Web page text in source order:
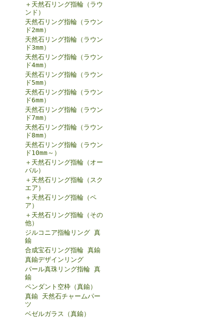
＋天然石リング指輪（ラウ
ンド）
天然石リング指輪（ラウン
ド2mm）
天然石リング指輪（ラウン
ド3mm）
天然石リング指輪（ラウン
ド4mm）
天然石リング指輪（ラウン
ド5mm）
天然石リング指輪（ラウン
ド6mm）
天然石リング指輪（ラウン
ド7mm）
天然石リング指輪（ラウン
ド8mm）
天然石リング指輪（ラウン
ド10mm～）
＋天然石リング指輪（オー
バル）
＋天然石リング指輪（スク
エア）
＋天然石リング指輪（ペ
ア）
＋天然石リング指輪（その
他）
ジルコニア指輪リング 真
鍮
合成宝石リング指輪 真鍮
真鍮デザインリング
パール真珠リング指輪 真
鍮
ペンダント空枠（真鍮）
真鍮 天然石チャームパー
ツ
ベゼルガラス（真鍮）